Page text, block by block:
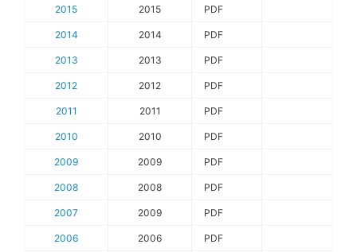
2015 2015 PDF
2014 2014 PDF
2013 2013 PDF
2012 2012 PDF
2011 2011 PDF
2010 2010 PDF
2009 2009 PDF
2008 2008 PDF
2007 2009 PDF
2006 2006 PDF